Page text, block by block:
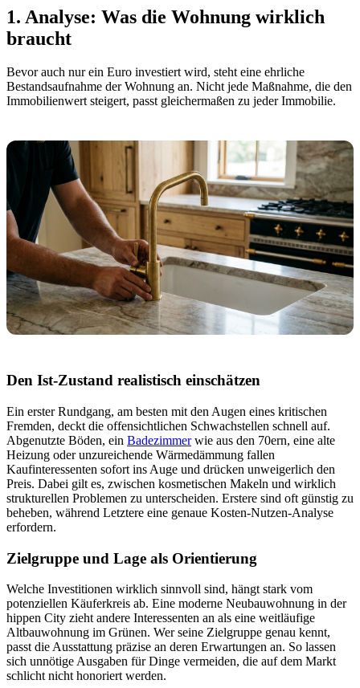
1. Analyse: Was die Wohnung wirklich
braucht
Bevor auch nur ein Euro investiert wird, steht eine ehrliche
Bestandsaufnahme der Wohnung an. Nicht jede Maßnahme, die den
Immobilienwert steigert, passt gleichermaßen zu jeder Immobilie.
Den Ist-Zustand realistisch einschätzen
Ein erster Rundgang, am besten mit den Augen eines kritischen
Fremden, deckt die offensichtlichen Schwachstellen schnell auf.
Abgenutzte Böden, ein Badezimmerwie aus den 70ern, eine alte
Heizung oder unzureichende Wärmedämmung fallen
Kaufinteressenten sofort ins Auge und drücken unweigerlich den
Preis. Dabei gilt es, zwischen kosmetischen Makeln und wirklich
strukturellen Problemen zu unterscheiden. Erstere sind oft günstig zu
beheben, während Letztere eine genaue Kosten-Nutzen-Analyse
erfordern.
Zielgruppe und Lage als Orientierung
Welche Investitionen wirklich sinnvoll sind, hängt stark vom
potenziellen Käuferkreis ab. Eine moderne Neubauwohnung in der
hippen City zieht andere Interessenten an als eine weitläufige
Altbauwohnung im Grünen. Wer seine Zielgruppe genau kennt,
passt die Ausstattung präzise an deren Erwartungen an. So lassen
sich unnötige Ausgaben für Dinge vermeiden, die auf dem Markt
schlicht nicht honoriert werden.